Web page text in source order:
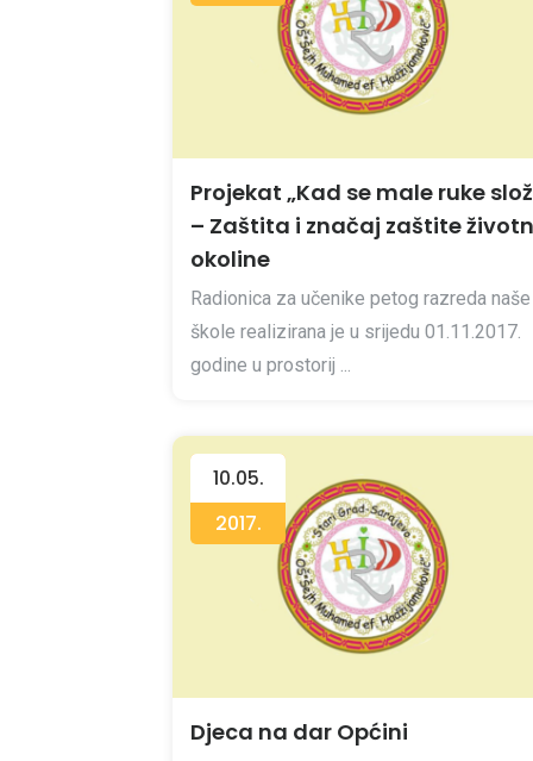
Projekat „Kad se male ruke
– Zaštita i značaj zaštite
okoline
Radionica za učenike petog razreda naše
škole realizirana je u srijedu 01.11.2017.
godine u prostorij ...
10.05.
2017.
Djeca na dar Općini